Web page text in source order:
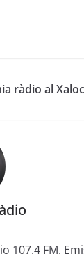
ràdio al
107.4 FM.